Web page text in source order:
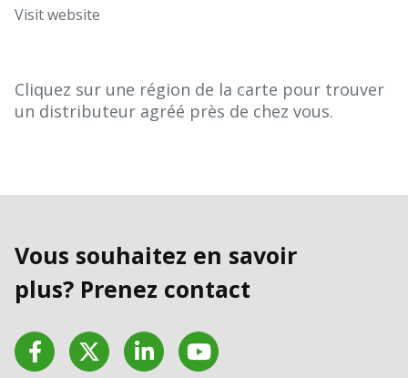
Visit website
Cliquez sur une région de la carte pour trouver
un distributeur agréé près de chez vous.
Vous souhaitez en savoir
plus? Prenez contact
FacebookTwitter LinkedInYouTube